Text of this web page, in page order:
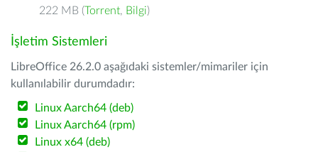
222 MB (Torrent, Bilgi)
İşletim Sistemleri
LibreOffice 26.2.0 aşağıdaki sistemler/mimariler için
kullanılabilir durumdadır:
Linux Aarch64 (deb)
Linux Aarch64 (rpm)
Linux x64 (deb)